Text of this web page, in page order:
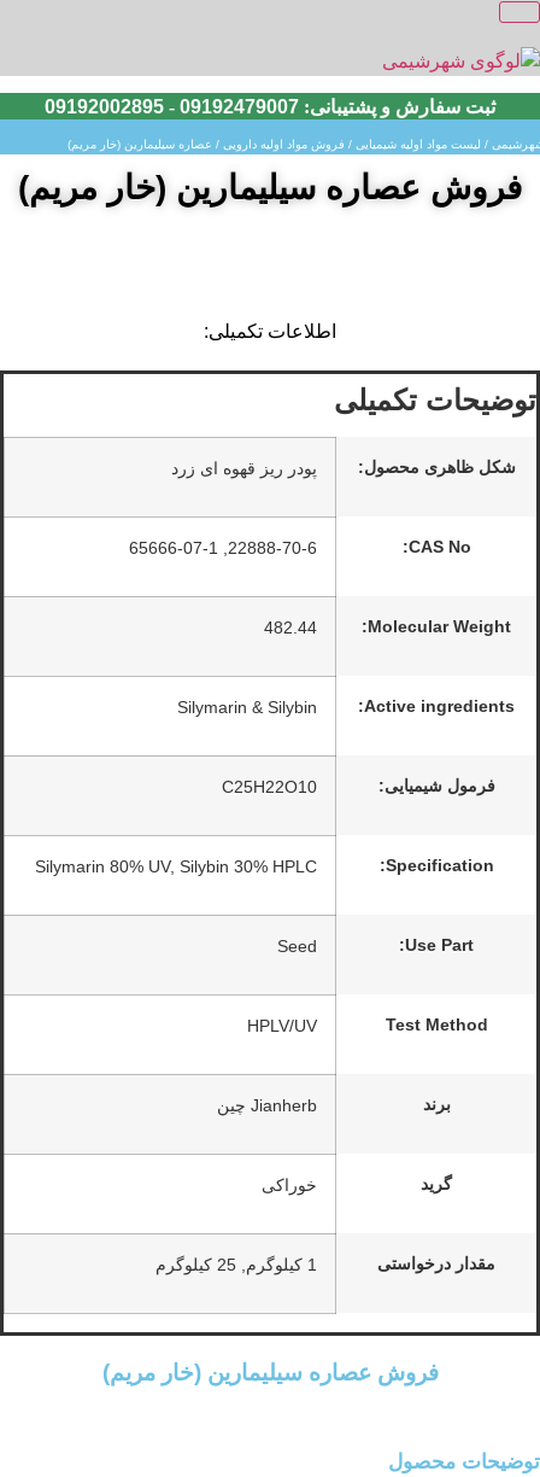
ثبت سفارش و پشتیبانی: 09192479007
-
09192002895
/ لیست مواد اولیه شیمیایی / فروش مواد اولیه دارویی / عصاره سیلیمارین (خار مریم)
فروش عصاره سیلیمارین (خار مریم)
اطلاعات تکمیلی:
توضیحات تکمیلی
شکل ظاهری محصول: پودر ریز قهوه ای زرد
CAS No:
22888-70-6, 65666-07-1
Molecular Weight:
482.44
Active ingredients:
Silymarin & Silybin
فرمول شیمیایی: C25H22O10
Specification:
Silymarin 80% UV, Silybin 30% HPLC
Use Part:
Seed
Test Method
HPLV/UV
برند Jianherb چین
گرید خوراکی
مقدار درخواستی 1 کیلوگرم, 25 کیلوگرم
فروش عصاره سیلیمارین (خار مریم)
توضیحات محصول